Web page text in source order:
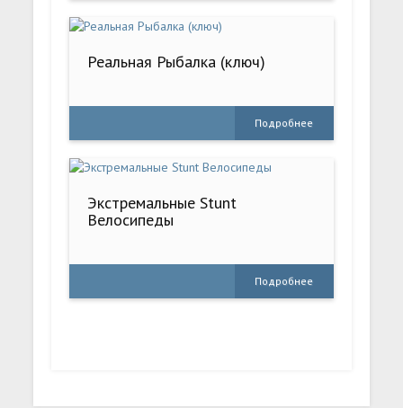
Реальная Рыбалка (ключ)
Подробнее
Экстремальные Stunt
Велосипеды
Подробнее